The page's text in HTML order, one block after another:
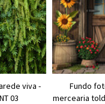
viva -
03
Fundo
mercearia